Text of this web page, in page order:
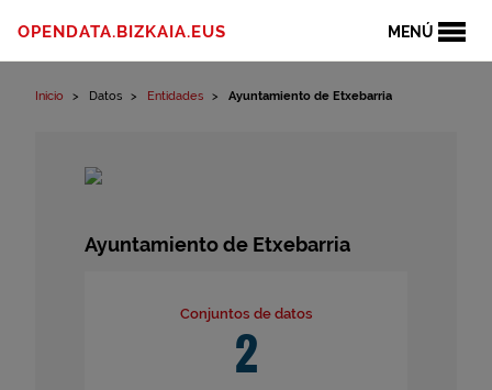
MENÚ
OPENDATA.BIZKAIA.EUS
Inicio Datos Entidades Ayuntamiento de Etxebarria
Ayuntamiento de Etxebarria
Conjuntos de datos
2